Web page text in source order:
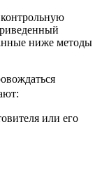
ниже методы
или его